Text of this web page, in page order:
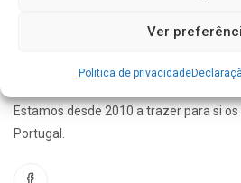
Ver
Politica de privacidade
Estamos desde 2010 a trazer para si
Portugal.